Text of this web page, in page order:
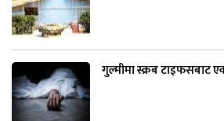
गुल्मीमा स्क्रब टाइफसबाट